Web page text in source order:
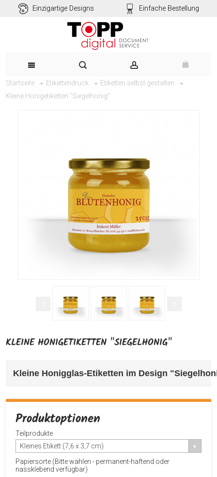
Einzigartige Designs Einfache Bestellung
Startseite Etikettendruck
Etiketten selbst gestalten
Kleine Honigetiketten "Siegelhonig"
KLEINE HONIGETIKETTEN "SIEGELHONIG"
Kleine Honigglas-Etiketten im Design
Produktoptionen
Teilprodukte
Kleines Etikett (7,6 x 3,7 cm)
Papiersorte (Bitte wählen - permanent-haftend oder
nassklebend verfügbar)